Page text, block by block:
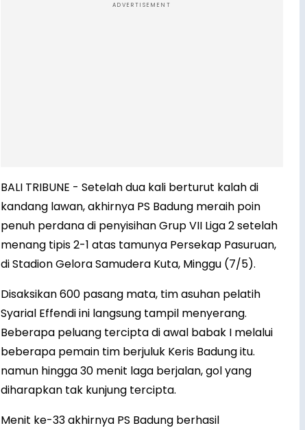
ADVERTISEMENT
BALI TRIBUNE - Setelah dua kali berturut kalah di
kandang lawan, akhirnya PS Badung meraih poin
penuh perdana di penyisihan Grup VII Liga 2 setelah
menang tipis 2-1 atas tamunya Persekap Pasuruan,
di Stadion Gelora Samudera Kuta, Minggu (7/5).
Disaksikan 600 pasang mata, tim asuhan pelatih
Syarial Effendi ini langsung tampil menyerang.
Beberapa peluang tercipta di awal babak I melalui
beberapa pemain tim berjuluk Keris Badung itu.
namun hingga 30 menit laga berjalan, gol yang
diharapkan tak kunjung tercipta.
Menit ke-33 akhirnya PS Badung berhasil